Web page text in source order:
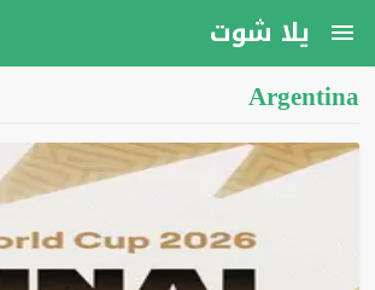
يلا شوت
Argentina